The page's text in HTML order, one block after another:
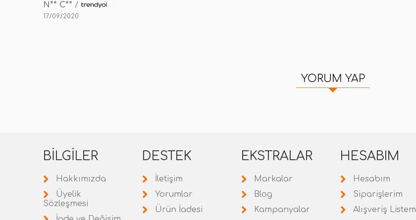
N** C** /
17/09/2020
YORUM YAP
BILGILER
Hakkımızda
Üyelik
Sözleşmesi
DESTEK
İletişim
Yorumlar
Ürün İadesi
EKSTRALAR
Markalar
Blog
Kampanyalar
HESABIM
Hesabım
Siparişlerim
Alışveriş Listem